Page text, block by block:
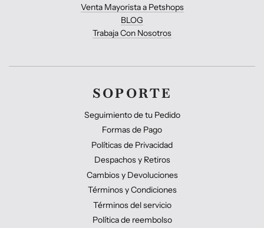
Venta Mayorista a Petshops
BLOG
Trabaja Con Nosotros
SOPORTE
Seguimiento de tu Pedido
Formas de Pago
Políticas de Privacidad
Despachos y Retiros
Cambios y Devoluciones
Términos y Condiciones
Términos del servicio
Política de reembolso